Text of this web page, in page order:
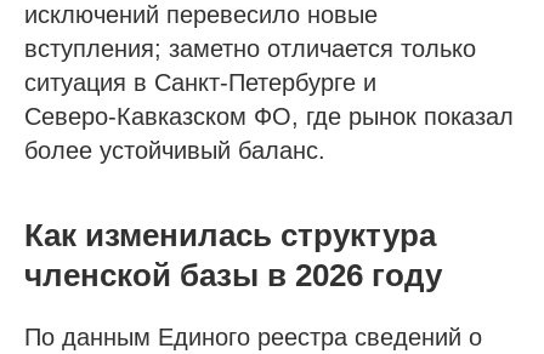
исключений перевесило новые
вступления; заметно отличается только
ситуация в Санкт‑Петербурге и
Северо‑Кавказском ФО, где рынок показал
более устойчивый баланс.
Как изменилась структура
членской базы в 2026 году
По данным Единого реестра сведений о